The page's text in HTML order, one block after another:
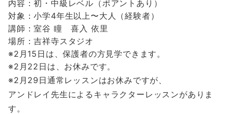
内容：初・中級レベル（ポアントあり）
対象：小学4年生以上〜大人（経験者）
講師：室谷 瞳 喜入 依里
場所：吉祥寺スタジオ
※2月15日は、保護者の方見学できます。
※2月22日は、お休みです。
※2月29日通常レッスンはお休みですが、
アンドレイ先生によるキャラクターレッスンがありま
す。